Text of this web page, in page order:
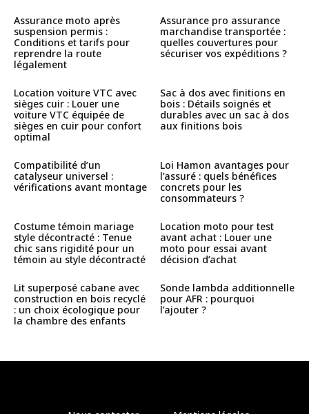
Assurance moto après
suspension permis :
Conditions et tarifs pour
reprendre la route
légalement
Assurance pro assurance
marchandise transportée :
quelles couvertures pour
sécuriser vos expéditions ?
Location voiture VTC avec
sièges cuir : Louer une
voiture VTC équipée de
sièges en cuir pour confort
optimal
Sac à dos avec finitions en
bois : Détails soignés et
durables avec un sac à dos
aux finitions bois
Compatibilité d’un
catalyseur universel :
vérifications avant montage
Loi Hamon avantages pour
l’assuré : quels bénéfices
concrets pour les
consommateurs ?
Costume témoin mariage
style décontracté : Tenue
chic sans rigidité pour un
témoin au style décontracté
Location moto pour test
avant achat : Louer une
moto pour essai avant
décision d’achat
Lit superposé cabane avec
construction en bois recyclé
: un choix écologique pour
la chambre des enfants
Sonde lambda additionnelle
pour AFR : pourquoi
l’ajouter ?